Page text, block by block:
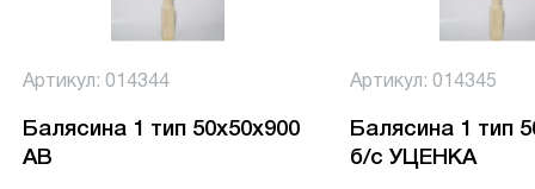
Артикул: 014344
Балясина 1 тип 50х50х900
АВ
Артикул: 014345
Балясина 1 тип
б/с УЦЕНКА